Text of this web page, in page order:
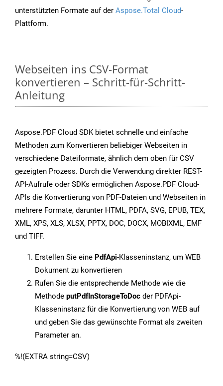
unterstützten Formate auf der Aspose.Total Cloud-
Plattform.
Webseiten ins CSV-Format
konvertieren – Schritt-für-Schritt-
Anleitung
Aspose.PDF Cloud SDK bietet schnelle und einfache
Methoden zum Konvertieren beliebiger Webseiten in
verschiedene Dateiformate, ähnlich dem oben für CSV
gezeigten Prozess. Durch die Verwendung direkter REST-
API-Aufrufe oder SDKs ermöglichen Aspose.PDF Cloud-
APIs die Konvertierung von PDF-Dateien und Webseiten in
mehrere Formate, darunter HTML, PDFA, SVG, EPUB, TEX,
XML, XPS, XLS, XLSX, PPTX, DOC, DOCX, MOBIXML, EMF
und TIFF.
Erstellen Sie eine PdfApi-Klasseninstanz, um WEB
Dokument zu konvertieren
Rufen Sie die entsprechende Methode wie die
Methode putPdfInStorageToDoc der PDFApi-
Klasseninstanz für die Konvertierung von WEB auf
und geben Sie das gewünschte Format als zweiten
Parameter an.
%!(EXTRA string=CSV)